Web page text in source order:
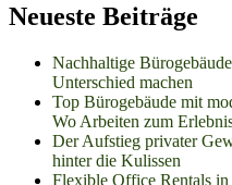
Neueste Beiträge
Nachhaltige
Unterschied machen
Top Bürogebäude mit
Wo Arbeiten zum
Der Aufstieg privater
hinter die Kulissen
Flexible Office Rentals